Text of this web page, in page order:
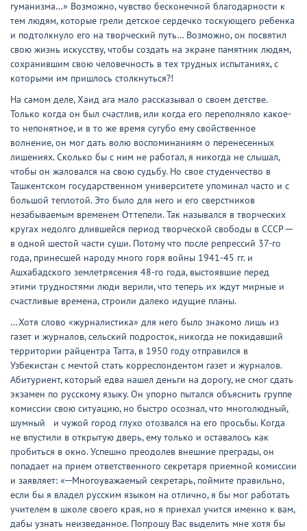
гуманизма…» Возможно, чувство бесконечной благодарности к
тем людям, которые грели детское сердечко тоскующего ребенка
и подтолкнуло его на творческий путь… Возможно, он посвятил
свою жизнь искусству, чтобы создать на экране памятник людям,
сохранившим свою человечность в тех трудных испытаниях, с
которыми им пришлось столкнуться?!
На самом деле, Хаид ага мало рассказывал о своем детстве.
Только когда он был счастлив, или когда его переполняло какое-
то непонятное, и в то же время сугубо ему свойственное
волнение, он мог дать волю воспоминаниям о перенесенных
лишениях. Сколько бы с ним не работал, я никогда не слышал,
чтобы он жаловался на свою судьбу. Но свое студенчество в
Ташкентском государственном университете упоминал часто и с
большой теплотой. Это было для него и его сверстников
незабываемым временем Оттепели. Так назывался в творческих
кругах недолго длившейся период творческой свободы в СССР ─
в одной шестой части суши. Потому что после репрессий 37-го
года, принесшей народу много горя войны 1941-45 гг. и
Ашхабадского землетрясения 48-го года, выстоявшие перед
этими трудностями люди верили, что теперь их ждут мирные и
счастливые времена, строили далеко идущие планы.
…Хотя слово «журналистика» для него было знакомо лишь из
газет и журналов, сельский подросток, никогда не покидавший
территории райцентра Тагта, в 1950 году отправился в
Узбекистан с мечтой стать корреспондентом газет и журналов.
Абитуриент, который едва нашел деньги на дорогу, не смог сдать
экзамен по русскому языку. Он упорно пытался объяснить группе
комиссии свою ситуацию, но быстро осознал, что многолюдный,
шумный и чужой город глухо отозвался на его просьбы. Когда
не впустили в открытую дверь, ему только и оставалось как
пробиться в окно. Успешно преодолев внешние преграды, он
попадает на прием ответственного секретаря приемной комиссии
и заявляет: «─Многоуважаемый секретарь, поймите правильно,
если бы я владел русским языком на отлично, я бы мог работать
учителем в школе своего края, но я приехал учится именно к вам,
дабы узнать неизведанное. Попрошу Вас выделить мне хотя бы